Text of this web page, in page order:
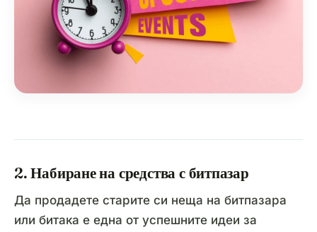
2. Набиране на средства с битпазар
Да продадете старите си неща на битпазара
или битака е една от успешните идеи за